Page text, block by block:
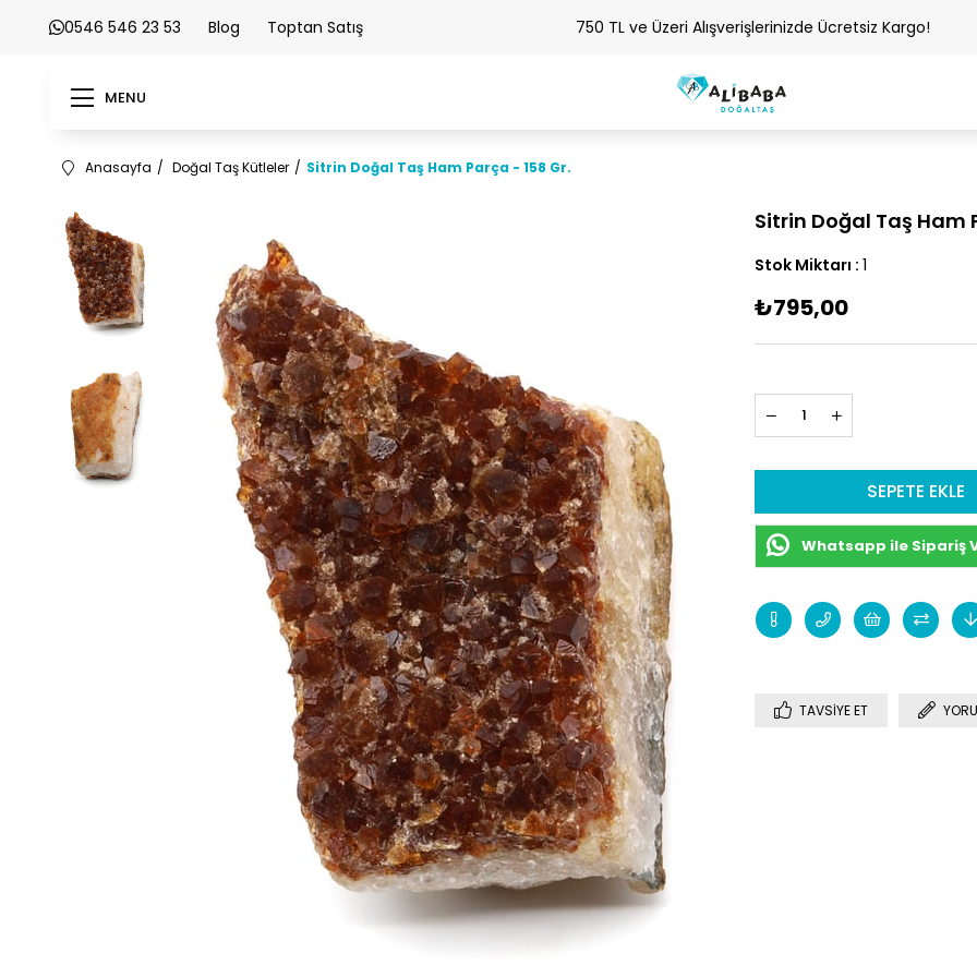
0546 546 23 53 Blog Toptan Satış 750 TL ve Üzeri Alışverişlerinizde Ücretsiz Kargo!
MENU
Anasayfa Doğal Taş Kütleler Sitrin Doğal Taş Ham Parça - 158 Gr.
Sitrin Doğal Taş Ham
Stok Miktarı : 1
₺795,00
Whatsapp ile Sipariş
TAVSIYE ET